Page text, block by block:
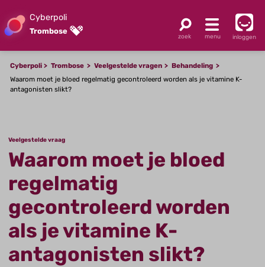
Cyberpoli
Trombose
inloggen
Cyberpoli Trombose Veelgestelde vragen
Behandeling
Waarom moet je bloed regelmatig gecontroleerd worden als je vitamine K-
antagonisten slikt?
Veelgestelde vraag
Waarom moet je bloed
regelmatig
gecontroleerd worden
als je vitamine K-
antagonisten slikt?